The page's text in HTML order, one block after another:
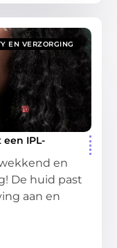
EN VERZORGING
IPL-
en
De huid past
aan en